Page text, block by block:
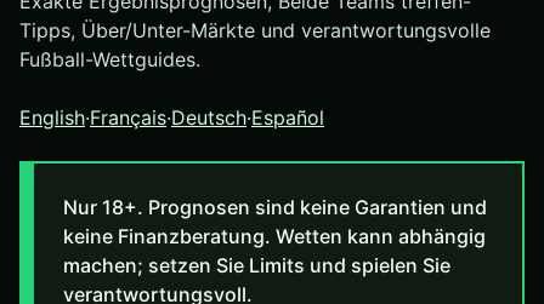
Tipps, Über/Unter-Märkte und verantwortungsvolle
Fußball-Wettguides.
English·Français·Deutsch·Español
Nur 18+. Prognosen sind keine Garantien und
keine Finanzberatung. Wetten kann abhängig
machen; setzen Sie Limits und spielen Sie
verantwortungsvoll.